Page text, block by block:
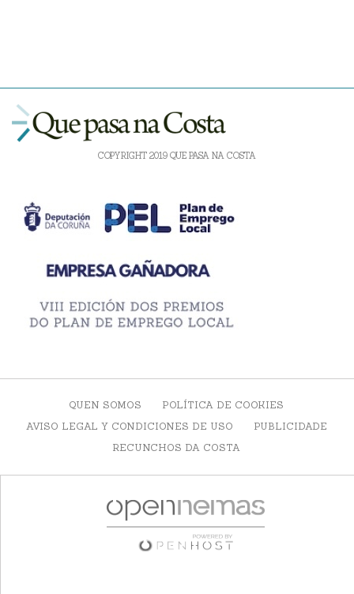
COPYRIGHT 2019 QUE PASA NA COSTA
QUEN SOMOS
POLÍTICA DE COOKIES
AVISO LEGAL Y CONDICIONES DE USO
PUBLICIDADE
RECUNCHOS DA COSTA